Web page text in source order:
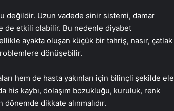
değildir. Uzun vadede sinir sistemi, damar
de etkili olabilir. Bu nedenle diyabet
ayakta oluşan küçük bir tahriş, nasır, çatlak
dönüşebilir.
hem de hasta yakınları için bilinçli şekilde ele
his kaybı, dolaşım bozukluğu, kuruluk, renk
dikkate alınmalıdır.